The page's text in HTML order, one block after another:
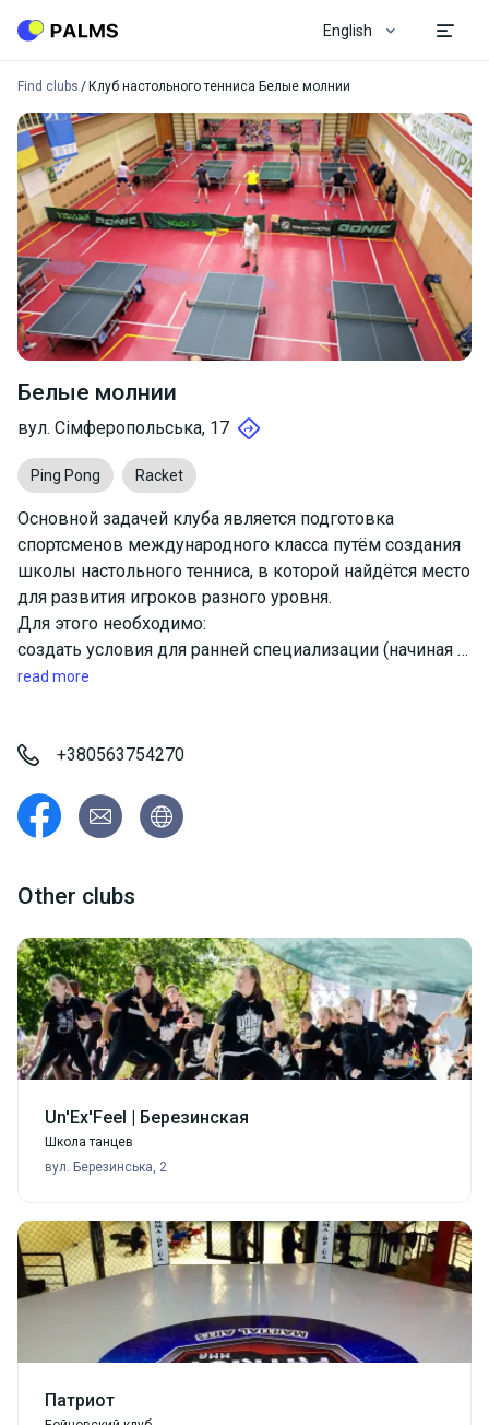
English
Find clubs Клуб настольного тенниса Белые молнии
Белые молнии
вул. Сімферопольська, 17
Ping Pong Racket
Основной задачей клуба является подготовка
спортсменов международного класса путём создания
школы настольного тенниса, в которой найдётся место
для развития игроков разного уровня.
Для этого необходимо:
создать условия для ранней специализации (начиная с
4 лет), так как иначе за конкурентами не угнаться —
процесс для спортсменов; обеспечить необходимую
задача — поиск молодых, талантливых (в том числе
иногородних) спортсменов и создание условий для
связанные с участием команды клуба в Чемпионате
процессе формирования состава команд — основная
ставка на воспитанников клуба.
Параллельно со спортивными клуб решает
социальные задачи:
по развитию теннисного спорта в среде инвалидов;
поддержке спортсменов–ветеранов;
профессиональной адаптации и т. п.
read more
+380563754270
Other clubs
Un'Ex'Feel | Березинская
Школа танцев
вул. Березинська, 2
Патриот